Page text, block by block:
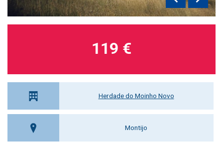
Herdade do Moinho Novo
Montijo
119 €